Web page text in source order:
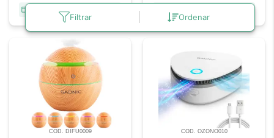
Filtrar Ordenar
COD. DIFU0009 COD. OZONO010